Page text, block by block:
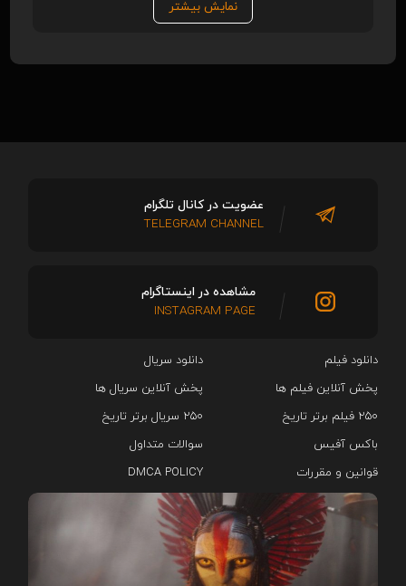
نمایش بیشتر
دانلود فیلم
دانلود سریال‌
پخش آنلاین فیلم ها
پخش آنلاین سریال ها
۲۵۰ فیلم برتر تاریخ
۲۵۰ سریال برتر تاریخ
باکس آفیس
سوالات متداول
قوانین و مقررات
DMCA POLICY
عضویت در کانال تلگرام
TELEGRAM CHANNEL
مشاهده در اینستاگرام
INSTAGRAM PAGE